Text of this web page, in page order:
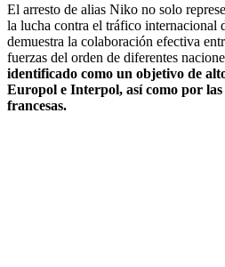
El arresto de alias Niko no solo
la lucha contra el tráfico internacional
demuestra la colaboración efectiva
fuerzas del orden de diferentes
identificado como un objetivo de
Europol e Interpol, así como por
francesas.